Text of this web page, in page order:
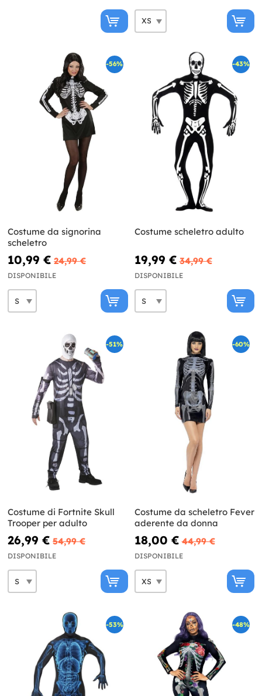
-56%
Costume da signorina
scheletro
10,99 € 24,99 €
DISPONIBILE
-43%
Costume scheletro adulto
19,99 € 34,99 €
DISPONIBILE
-51%
Costume di Fortnite Skull
Trooper per adulto
26,99 € 54,99 €
DISPONIBILE
-60%
Costume da scheletro Fever
aderente da donna
18,00 € 44,99 €
DISPONIBILE
-53% -48%